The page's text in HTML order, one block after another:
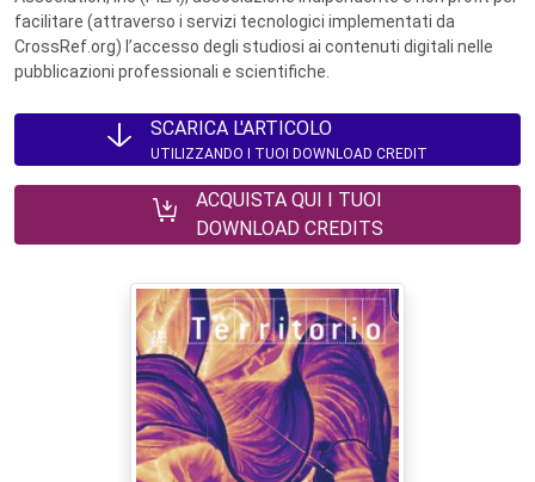
facilitare (attraverso i servizi tecnologici implementati da
CrossRef.org) l’accesso degli studiosi ai contenuti digitali nelle
pubblicazioni professionali e scientifiche.
SCARICA L'ARTICOLO
UTILIZZANDO I TUOI DOWNLOAD CREDIT
ACQUISTA QUI I TUOI
DOWNLOAD CREDITS